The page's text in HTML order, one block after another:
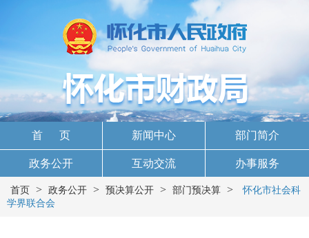
首 页 新闻中心 部门简介
政务公开 互动交流 办事服务
首页 > 政务公开 > 预决算公开 > 部门预决算 >
怀化市社会科
学界联合会